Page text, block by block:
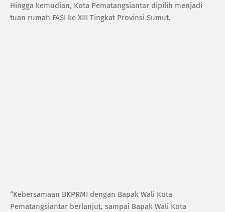
Hingga kemudian, Kota Pematangsiantar dipilih menjadi
tuan rumah FASI ke XIII Tingkat Provinsi Sumut.
“Kebersamaan BKPRMI dengan Bapak Wali Kota
Pematangsiantar berlanjut, sampai Bapak Wali Kota